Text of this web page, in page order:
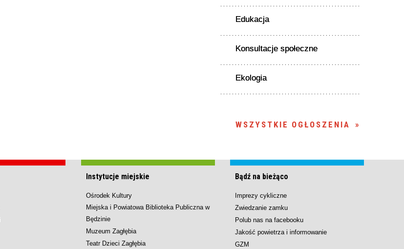
Edukacja
Konsultacje społeczne
Ekologia
WSZYSTKIE OGŁOSZENIA
Instytucje miejskie
Ośrodek Kultury
Miejska i Powiatowa Biblioteka Publiczna w
Będzinie
Muzeum Zagłębia
Teatr Dzieci Zagłębia
Bądź na bieżąco
Imprezy cykliczne
Zwiedzanie zamku
Polub nas na facebooku
Jakość powietrza i informowanie
GZM